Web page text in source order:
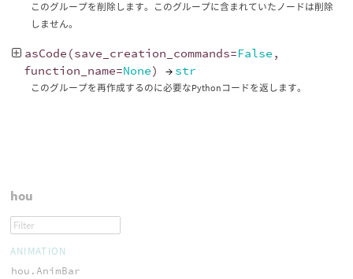
このグループを削除します。このグループに含まれていたノードは削除
しません。
asCode (save_creation_commands=False ,
function_name=None) → str
このグループを再作成するのに必要なPythonコードを返します。
hou
ANIMATION
hou.AnimBar